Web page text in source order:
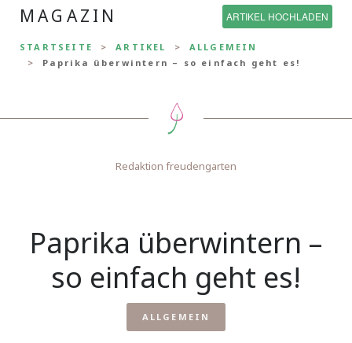
MAGAZIN ARTIKEL HOCHLADEN
STARTSEITE ARTIKEL
ALLGEMEIN
Paprika überwintern – so einfach geht es!
Redaktion freudengarten
Paprika überwintern –
so einfach geht es!
ALLGEMEIN